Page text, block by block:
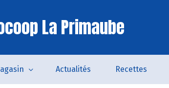
La Primaube
Actualités Recettes